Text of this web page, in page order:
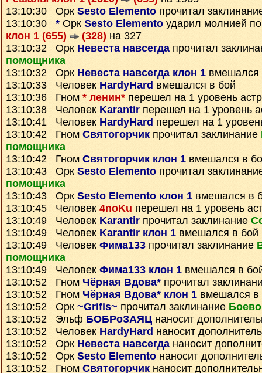
13:10:30 Орк Sesto Elemento прочитал
13:10:30 * Орк Sesto Elemento ударил молнией
клон 1 (655)
(328) на 327
13:10:32 Орк Невеста навсегдапрочитал
помощника
13:10:32 Орк Невеста навсегда клон 1 вмешался
13:10:33 Человек HardyHard вмешался в бой
13:10:36 Гном * ленин* перешел на 1 уровень
13:10:38 Человек Karantir перешел на 1 уровень
13:10:41 Человек HardyHard перешел на 1
13:10:42 Гном Святогорчик прочитал заклинание
помощника
13:10:42 Гном Святогорчик клон 1 вмешался в
13:10:43 Орк Sesto Elemento прочитал
помощника
13:10:43 Орк Sesto Elemento клон 1 вмешался в
13:10:45 Человек 4noKu перешел на 1 уровень
13:10:49 Человек Karantir прочитал заклинание
13:10:49 Человек Karantir клон 1 вмешался в бой
13:10:49 Человек Фима133 прочитал заклинание
помощника
13:10:49 Человек Фима133 клон 1 вмешался в
13:10:52 Гном Чёрная Вдова* прочитал
13:10:52 Гном Чёрная Вдова* клон 1 вмешался в
13:10:52 Орк ~Grifis~ прочитал заклинание
13:10:52 Эльф БОБРоЗАЯЦ наносит
13:10:52 Человек HardyHard наносит
13:10:52 Орк Невеста навсегдананосит
13:10:52 Орк Sesto Elemento наносит
13:10:52 Гном Святогорчик наносит